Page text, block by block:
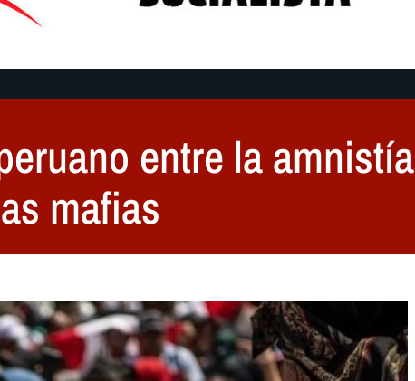
entre la amnistía
mafias